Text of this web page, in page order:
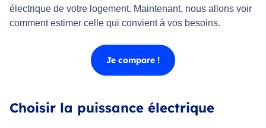
électrique de votre logement. Maintenant, nous allons voir
comment estimer celle qui convient à vos besoins.
Je compare !
Choisir la puissance électrique